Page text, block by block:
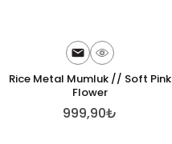
Rice Metal Mumluk // Soft Pink
Flower
999,90₺